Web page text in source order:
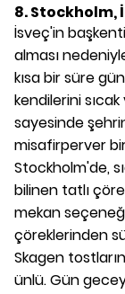
8. Stockholm,
İsveç'in
alması
kısa bir süre
kendilerini
sayesinde
misafirperver
Stockholm'de,
bilinen tatlı
mekan
çöreklerinden
Skagen
ünlü. Gün